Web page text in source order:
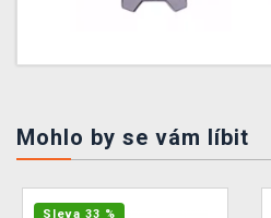
Mohlo by se vám líbit
Sleva 33 %